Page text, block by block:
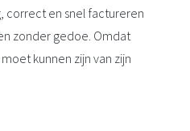
correct en snel factureren
zonder gedoe. Omdat
kunnen zijn van zijn